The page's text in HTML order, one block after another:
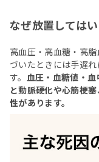
なぜ放置しては
高血圧・高血糖・高
づいたときには手遅
す。 血圧・血糖値・
と動脈硬化や心筋梗
性があります。